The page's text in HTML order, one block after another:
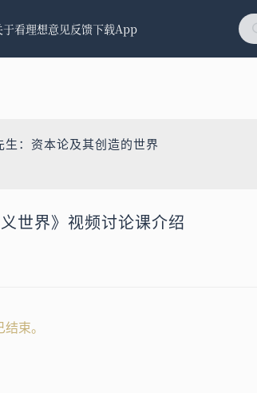
于看理想意见反馈下载App
生：资本论及其创造的世界
世界》视频讨论课介绍
束。